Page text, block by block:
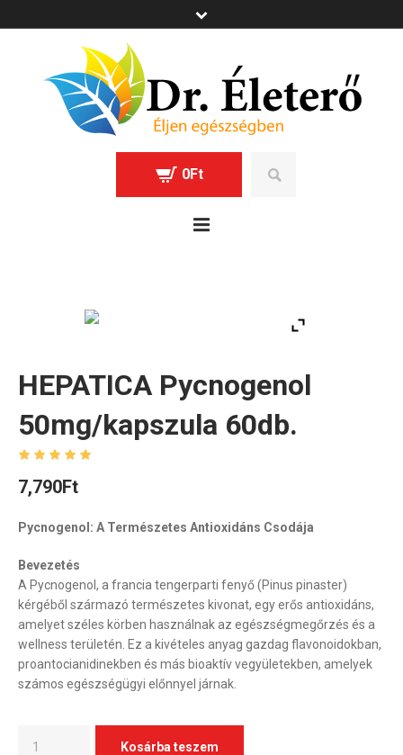
0Ft
HEPATICA Pycnogenol
50mg/kapszula 60db.
7,790Ft
Pycnogenol: A Természetes Antioxidáns Csodája
Bevezetés
A Pycnogenol, a francia tengerparti fenyő (Pinus pinaster)
kérgéből származó természetes kivonat, egy erős antioxidáns,
amelyet széles körben használnak az egészségmegőrzés és a
wellness területén. Ez a kivételes anyag gazdag flavonoidokban,
proantocianidinekben és más bioaktív vegyületekben, amelyek
számos egészségügyi előnnyel járnak.
Kosárba teszem